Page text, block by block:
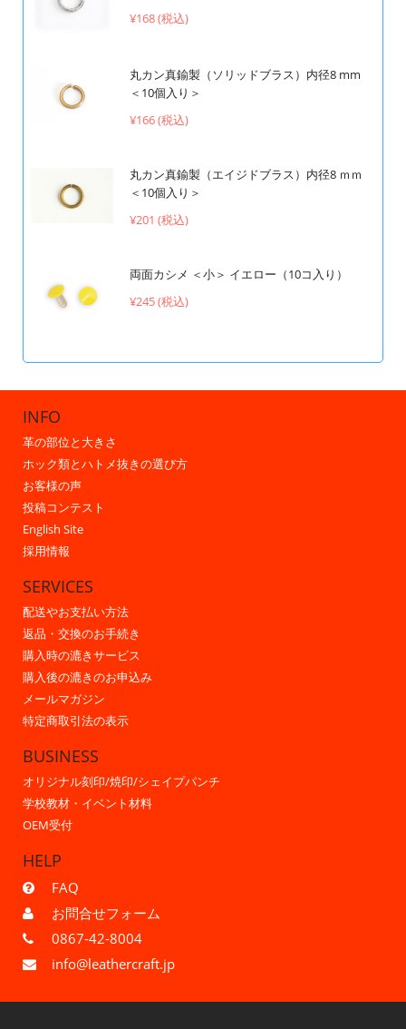
¥168 (税込)
丸カン真鍮製（ソリッドブラス）内径8 mm
＜10個入り＞
¥166 (税込)
丸カン真鍮製（エイジドブラス）内径8 ｍｍ
＜10個入り＞
¥201 (税込)
両面カシメ ＜小＞ イエロー（10コ入り）
¥245 (税込)
INFO
革の部位と大きさ
ホック類とハトメ抜きの選び方
お客様の声
投稿コンテスト
English Site
採用情報
SERVICES
配送やお支払い方法
返品・交換のお手続き
購入時の漉きサービス
購入後の漉きのお申込み
メールマガジン
特定商取引法の表示
BUSINESS
オリジナル刻印/焼印/シェイプパンチ
学校教材・イベント材料
OEM受付
HELP
FAQ
お問合せフォーム
0867-42-8004
info@leathercraft.jp